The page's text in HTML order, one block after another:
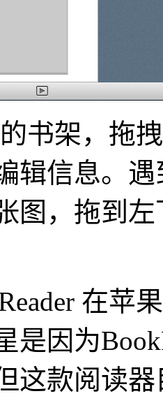
的书架，拖
辑信息。
图，拖到
在苹
是因为
这款阅读